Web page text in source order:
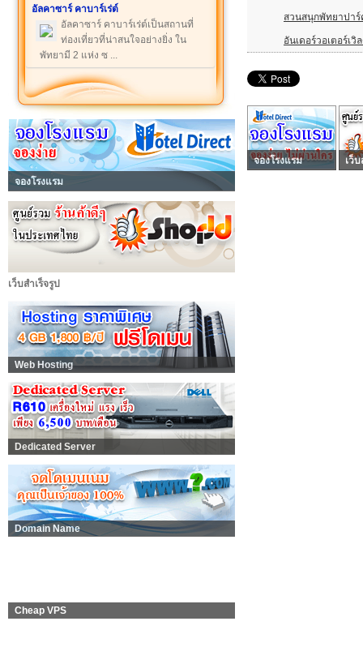
อัลคาซาร์ คาบาร์เร่ต์
อัลคาซาร์ คาบาร์เร่ต์เป็นสถานที่
ท่องเที่ยวที่น่าสนใจอย่างยิ่ง ใน
พัทยามี 2 แห่ง ซ ...
จองโรงแรม
เว็บสำเร็จรูป
Web Hosting
Dedicated Server
Domain Name
Cheap VPS
สวนสนุกพัทยาปาร์
อันเดอร์วอเตอร์เวิ
จองโรงแรม เว็